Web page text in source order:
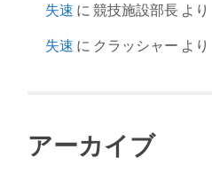
失速 に競技施設部長 より
失速 に クラッシャー より
アーカイブ